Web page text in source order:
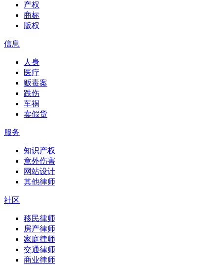
产权
商标
版权
信息
人身
医疗
贩毒案
跌伤
车祸
卖假货
服务
知识产权
意外伤害
网站设计
其他律师
社区
移民律师
房产律师
家庭律师
交通律师
商业律师